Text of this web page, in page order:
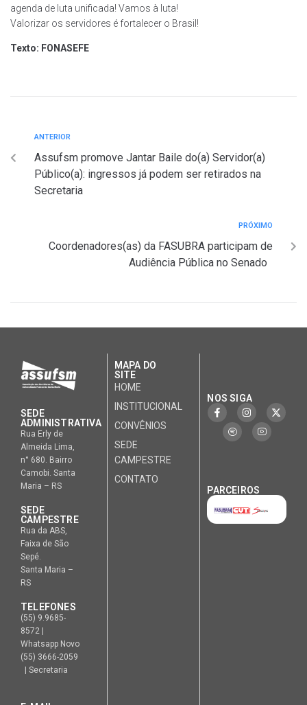
agenda de luta unificada! Vamos à luta!
Valorizar os servidores é fortalecer o Brasil!
Texto: FONASEFE
ANTERIOR
Assufsm promove Jantar Baile do(a) Servidor(a)
Público(a): ingressos já podem ser retirados na
Secretaria
PRÓXIMO
Coordenadores(as) da FASUBRA participam de
Audiência Pública no Senado
SEDE
ADMINISTRATIVA
Rua Erly de
Almeida Lima,
n° 680. Bairro
Camobi. Santa
Maria – RS
SEDE
CAMPESTRE
Rua da ABS,
Faixa de São
Sepé.
Santa Maria –
RS
TELEFONES
(55) 9.9685-
8572 |
Whatsapp Novo
(55) 3666-2059
| Secretaria
MAPA DO
SITE
HOME
INSTITUCIONAL
CONVÊNIOS
SEDE
CAMPESTRE
CONTATO
NOS SIGA
PARCEIROS